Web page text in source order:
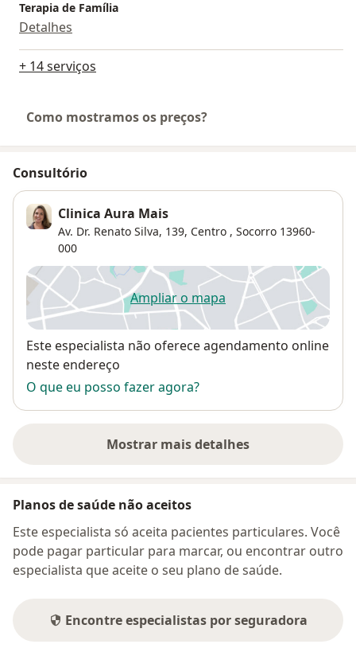
Terapia de Família
Detalhes
+ 14 serviços
Como mostramos os preços?
Consultório
Clinica Aura Mais
Av. Dr. Renato Silva, 139, Centro , Socorro 13960-
000
Ampliar o mapaabre num novo separador
Disponibilidade
Este especialista não oferece agendamento online
neste endereço
O que eu posso fazer agora?
Mostrar mais detalhes
sobre o endereço
Planos de saúde não aceitos
Este especialista só aceita pacientes particulares. Você
pode pagar particular para marcar, ou encontrar outro
especialista que aceite o seu plano de saúde.
Encontre especialistas por seguradora